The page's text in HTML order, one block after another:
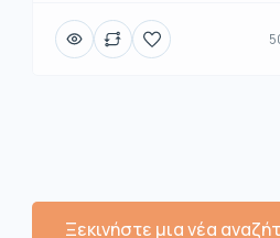
Ξεκινήστε μια νέα